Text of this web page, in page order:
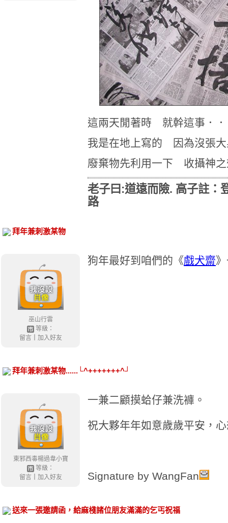
這兩天閒著時 就幹這事．．
我是在地上寫的 因為沒張大
廢棄物先利用一下 收攝神之
老子曰:道遠而險. 高子註：
路
拜年兼刺激某物
巫山行雲
等級：
留言｜ 加入好友
狗年最好到咱們的《戲犬齋
拜年兼刺激某物......└^+++++++^┘
東邪西毒楊過韋小寶
等級：
留言｜ 加入好友
一兼二顧摸蛤仔兼洗褲。
祝大夥年年如意歲歲平安，
Signature by WangFan
送來一張邀請函，給麻棧諸位朋友滿滿的乞丐祝福